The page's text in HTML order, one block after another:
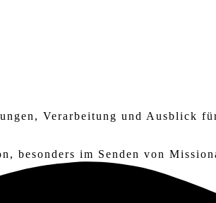
Verarbeitung und Ausblick
besonders im Senden von